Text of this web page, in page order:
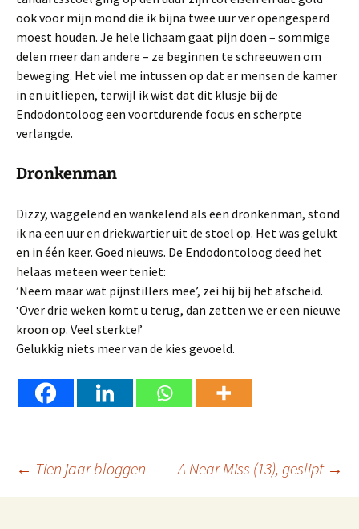
ook voor mijn mond die ik bijna twee uur ver opengesperd
moest houden. Je hele lichaam gaat pijn doen – sommige
delen meer dan andere – ze beginnen te schreeuwen om
beweging. Het viel me intussen op dat er mensen de kamer
in en uitliepen, terwijl ik wist dat dit klusje bij de
Endodontoloog een voortdurende focus en scherpte
verlangde.
Dronkenman
Dizzy, waggelend en wankelend als een dronkenman, stond
ik na een uur en driekwartier uit de stoel op. Het was gelukt
en in één keer. Goed nieuws. De Endodontoloog deed het
helaas meteen weer teniet:
’Neem maar wat pijnstillers mee’, zei hij bij het afscheid.
‘Over drie weken komt u terug, dan zetten we er een nieuwe
kroon op. Veel sterkte!’
Gelukkig niets meer van de kies gevoeld.
Berichtnavigatie
← Tien jaar bloggen A Near Miss (13), geslipt →